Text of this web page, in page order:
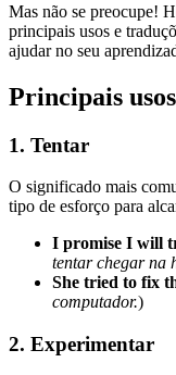
Mas não se preocupe!
principais usos e
ajudar no seu
Principais
1. Tentar
O significado mais
tipo de esforço para
I promise I will
tentar chegar na
She tried to fix
computador.)
2. Experimentar